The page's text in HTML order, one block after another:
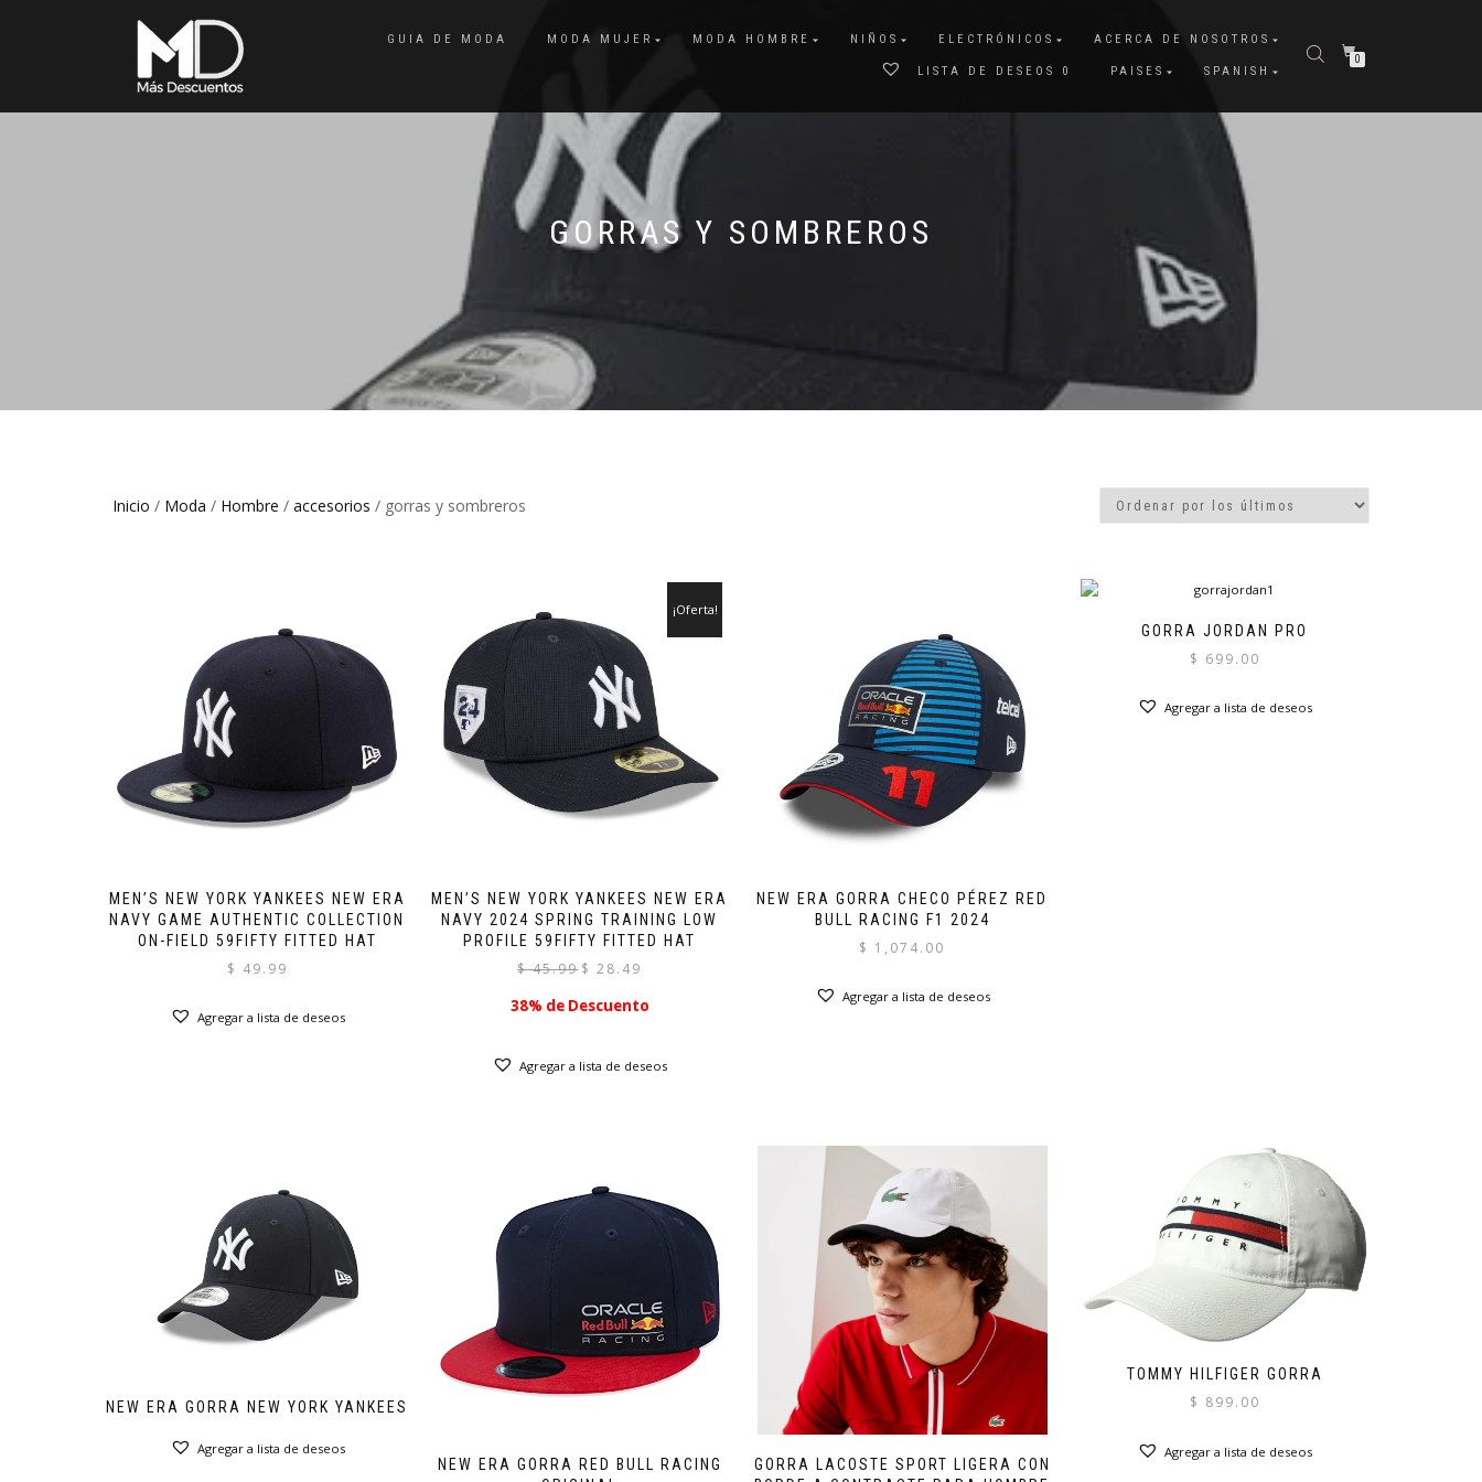
GUIA DE MODA MODA MUJER MODA HOMBRE NIÑOS ELECTRÓNICOS ACERCA DE NOSOTROS
LISTA DE DESEOS 0 PAISES SPANISH
0
GORRAS Y SOMBREROS
Inicio / Moda / Hombre / accesorios / gorras y sombreros
MEN’S NEW YORK YANKEES NEW ERA
NAVY GAME AUTHENTIC COLLECTION
ON-FIELD 59FIFTY FITTED HAT
$ 49.99
Agregar a lista de deseos
MEN’S NEW YORK YANKEES NEW ERA
NAVY 2024 SPRING TRAINING LOW
PROFILE 59FIFTY FITTED HAT
¡Oferta!
$45.99 El
original
$ 28.49
actual
38% de Descuento
Agregar a lista de deseos
NEW ERA GORRA CHECO PÉREZ RED
BULL RACING F1 2024
$ 1,074.00
Agregar a lista de deseos
GORRA JORDAN PRO
$ 699.00
Agregar a lista de deseos
NEW ERA GORRA NEW YORK YANKEES
Agregar a lista de deseos
NEW ERA GORRA RED BULL RACING
GORRA LACOSTE SPORT LIGERA CON
TOMMY HILFIGER GORRA
$ 899.00
Agregar a lista de deseos